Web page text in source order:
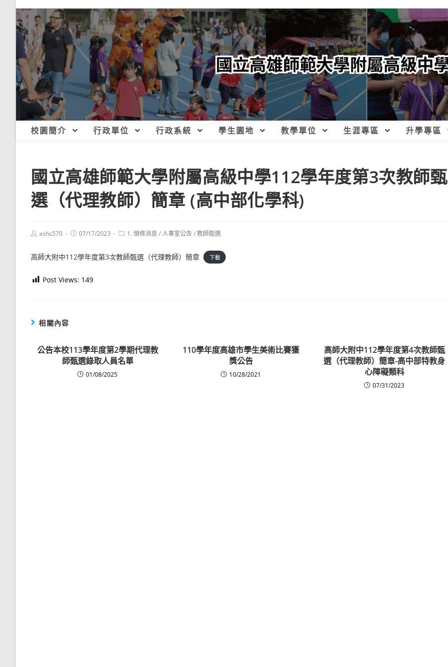
校園簡介 行政單位 行政系統 學生園地 教學單位 生涯專區 升學專區
國立高雄師範大學附屬高級中學112學年度第3次教師甄
選（代理教師）簡章 (高中部化學科)
Postashs570
Post07/17/2023
Post1. 頭條消息 /人事室公告/教師甄選
高師大附中112學年度第3次教師甄選（代理教師）簡章 下載
Post Views: 149
相關內容
公告本校113學年度第2學期代理教
師甄選錄取人員名單
01/08/2025
110學年度高雄市學生美術比賽獲
獎公告
10/28/2021
高師大附中112學年度第4次教師甄
選（代理教師）簡章-高中部特教身
心障礙類科
07/31/2023